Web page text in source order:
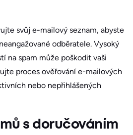
svůj e-mailový seznam, abyste
odběratele. Vysoký
na spam může poškodit vaši
proces ověřování e-mailových
nebo nepřihlášených
s doručováním